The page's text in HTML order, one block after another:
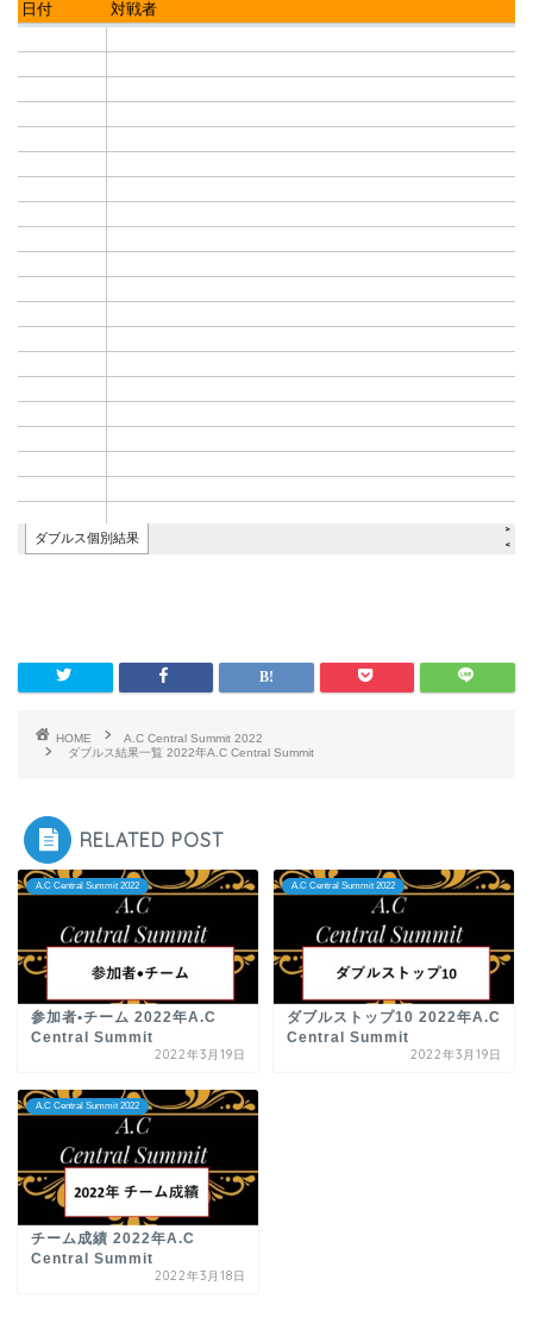
HOME
A.C Central Summit 2022
ダブルス結果一覧 2022年A.C Central Summit
RELATED POST
A.C Central Summit 2022
参加者•チーム 2022年A.C
Central Summit
2022年3月19日
A.C Central Summit 2022
ダブルストップ10 2022年A.C
Central Summit
2022年3月19日
A.C Central Summit 2022
チーム成績 2022年A.C
Central Summit
2022年3月18日